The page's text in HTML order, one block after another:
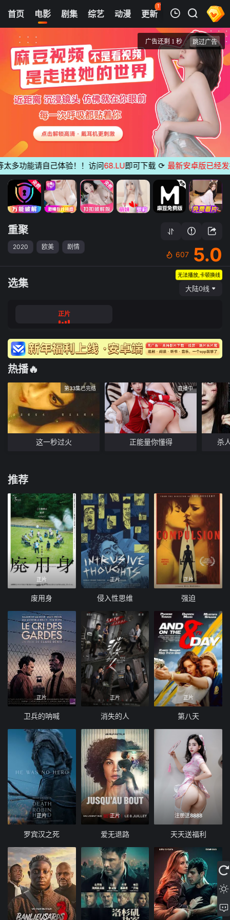
首页 电影 剧集 综艺 动漫 更新
113
热榜 APP
正片
重聚
清空
能请自己体验！！访问68.LU即可下载 ⟳ 最新安卓版已经发布
重聚
2020 欧美 剧情
607 5.0
选集
无法播放,卡顿换线
大陆0线
正片
热播🔥
第33集已完结
这一秒过火
直播中
正能量你懂得 杀
推荐
正片
废用身
正片
侵入性思维
正片
强迫
正片
卫兵的呐喊
正片
消失的人
正片
第八天
正片
罗宾汉之死
正片
爱无退路
注册送8888
天天送福利